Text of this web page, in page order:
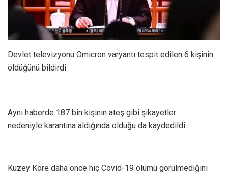
Devlet televizyonu Omicron varyantı tespit edilen 6 kişinin
öldüğünü bildirdi.
Aynı haberde 187 bin kişinin ateş gibi şikayetler
nedeniyle karantina aldığında olduğu da kaydedildi.
Kuzey Kore daha önce hiç Covid-19 ölümü görülmediğini